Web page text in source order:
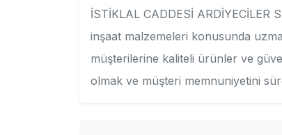
İSTİKLAL CADDESİ ARDİYECİLER
inşaat malzemeleri konusunda
müşterilerine kaliteli ürünler ve
olmak ve müşteri memnuniyetini